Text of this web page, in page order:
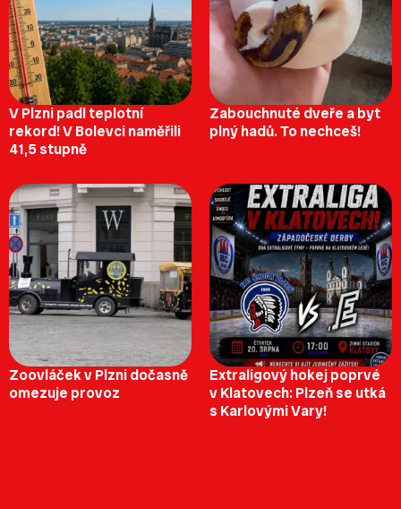
V Plzni padl teplotní
rekord! V Bolevci naměřili
41,5 stupně
Zabouchnuté dveře a byt
plný hadů. To nechceš!
Zoovláček v Plzni dočasně
omezuje provoz
Extraligový hokej poprvé
v Klatovech: Plzeň se utká
s Karlovými Vary!